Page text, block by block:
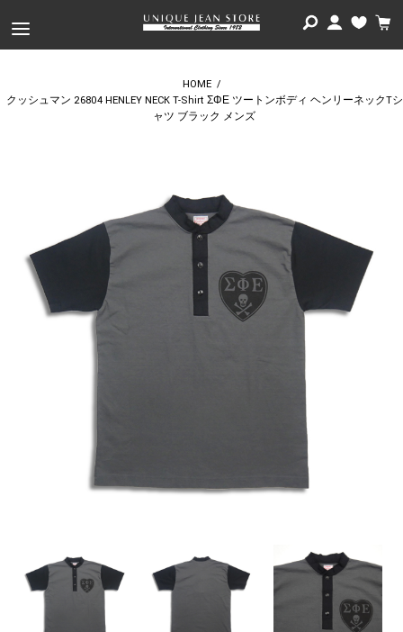
HOME /
クッシュマン 26804 HENLEY NECK T-Shirt ΣΦΕ ツートンボディ ヘンリーネックTシ
ャツ ブラック メンズ